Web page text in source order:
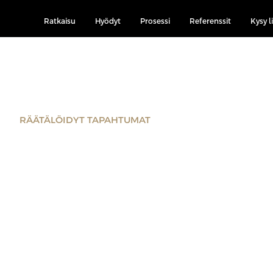
Ratkaisu Hyödyt Prosessi Referenssit Kysy
RÄÄTÄLÖIDYT TAPAHTUMAT